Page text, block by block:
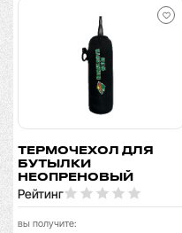
ТЕРМОЧЕХОЛ ДЛЯ
БУТЫЛКИ
НЕОПРЕНОВЫЙ
Рейтинг
вы получите: